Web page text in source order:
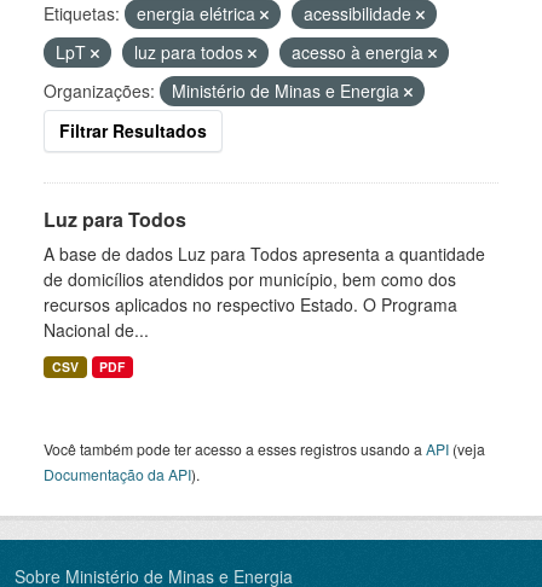
Etiquetas: energia elétrica
acessibilidade
LpT
luz para todos
acesso à energia
Organizações:
Ministério de Minas e Energia
Filtrar Resultados
Luz para Todos
A base de dados Luz para Todos apresenta a quantidade
de domicílios atendidos por município, bem como dos
recursos aplicados no respectivo Estado. O Programa
Nacional de...
CSV PDF
Você também pode ter acesso a esses registros usando a API (veja
Documentação da API).
Sobre Ministério de Minas e Energia